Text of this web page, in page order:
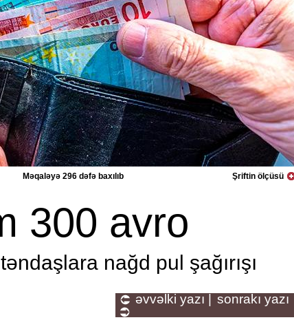
Məqaləyə 296 dəfə baxılıb Şriftin ölçüsü
300 avro
nağd pul şağırışı
əvvəlki yazı | sonrakı yazı